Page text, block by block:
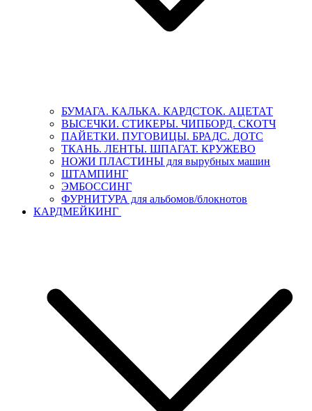
БУМАГА. КАЛЬКА. КАРДСТОК. АЦЕТАТ
ВЫСЕЧКИ. СТИКЕРЫ. ЧИПБОРД. СКОТЧ
ПАЙЕТКИ. ПУГОВИЦЫ. БРАДС. ДОТС
ТКАНЬ. ЛЕНТЫ. ШПАГАТ. КРУЖЕВО
НОЖИ ПЛАСТИНЫ для вырубных машин
ШТАМПИНГ
ЭМБОССИНГ
ФУРНИТУРА для альбомов/блокнотов
КАРДМЕЙКИНГ